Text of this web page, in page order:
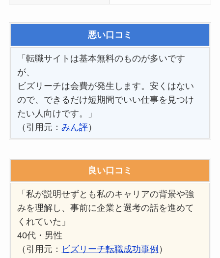
悪い口コミ
「転職サイトは基本無料のものが多いです
が、
ビズリーチは会費が発生します。安くはない
ので、できるだけ短期間でいい仕事を見つけ
たい人向けです。」
（引用元：みん評）
良い口コミ
「私が説明せずとも私のキャリアの背景や強
みを理解し、事前に企業と選考の話を進めて
くれていた」
40代・男性
（引用元： ビズリーチ転職成功事例 ）